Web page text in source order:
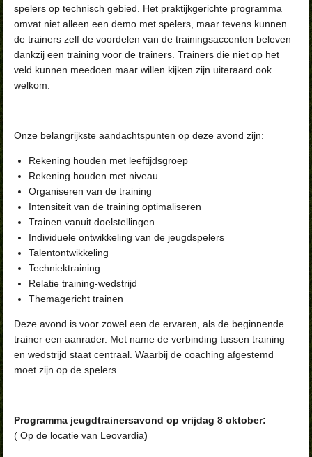
spelers op technisch gebied. Het praktijkgerichte programma
omvat niet alleen een demo met spelers, maar tevens kunnen
de trainers zelf de voordelen van de trainingsaccenten beleven
dankzij een training voor de trainers. Trainers die niet op het
veld kunnen meedoen maar willen kijken zijn uiteraard ook
welkom.
Onze belangrijkste aandachtspunten op deze avond zijn:
Rekening houden met leeftijdsgroep
Rekening houden met niveau
Organiseren van de training
Intensiteit van de training optimaliseren
Trainen vanuit doelstellingen
Individuele ontwikkeling van de jeugdspelers
Talentontwikkeling
Techniektraining
Relatie training-wedstrijd
Themagericht trainen
Deze avond is voor zowel een de ervaren, als de beginnende
trainer een aanrader. Met name de verbinding tussen training
en wedstrijd staat centraal. Waarbij de coaching afgestemd
moet zijn op de spelers.
Programma jeugdtrainersavond op vrijdag 8 oktober:
( Op de locatie van Leovardia)